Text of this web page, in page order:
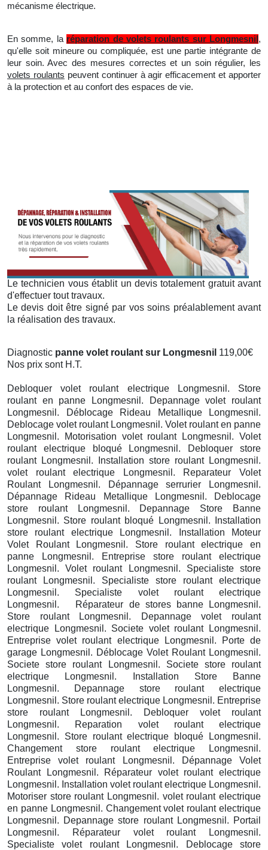
mécanisme électrique.
En somme, la réparation de volets roulants sur Longmesnil ,
qu'elle soit mineure ou compliquée, est une partie intégrante de
leur soin. Avec des mesures correctes et un soin régulier, les
volets roulants peuvent continuer à agir efficacement et apporter
à la protection et au confort des espaces de vie.
Le technicien vous établit un devis totalement gratuit avant
d'effectuer tout travaux.
Le devis doit être signé par vos soins préalablement avant
la réalisation des travaux.
Diagnostic panne volet roulant sur Longmesnil 119,00€
Nos prix sont H.T.
Debloquer volet roulant electrique Longmesnil. Store
roulant en panne Longmesnil. Depannage volet roulant
Longmesnil. Déblocage Rideau Metallique Longmesnil.
Deblocage volet roulant Longmesnil. Volet roulant en panne
Longmesnil. Motorisation volet roulant Longmesnil. Volet
roulant electrique bloqué Longmesnil. Debloquer store
roulant Longmesnil. Installation store roulant Longmesnil.
volet roulant electrique Longmesnil. Reparateur Volet
Roulant Longmesnil. Dépannage serrurier Longmesnil.
Dépannage Rideau Metallique Longmesnil. Deblocage
store roulant Longmesnil. Depannage Store Banne
Longmesnil. Store roulant bloqué Longmesnil. Installation
store roulant electrique Longmesnil. Installation Moteur
Volet Roulant Longmesnil. Store roulant electrique en
panne Longmesnil. Entreprise store roulant electrique
Longmesnil. Volet roulant Longmesnil. Specialiste store
roulant Longmesnil. Specialiste store roulant electrique
Longmesnil. Specialiste volet roulant electrique
Longmesnil. Réparateur de stores banne Longmesnil.
Store roulant Longmesnil. Depannage volet roulant
electrique Longmesnil. Societe volet roulant Longmesnil.
Entreprise volet roulant electrique Longmesnil. Porte de
garage Longmesnil. Déblocage Volet Roulant Longmesnil.
Societe store roulant Longmesnil. Societe store roulant
electrique Longmesnil. Installation Store Banne
Longmesnil. Depannage store roulant electrique
Longmesnil. Store roulant electrique Longmesnil. Entreprise
store roulant Longmesnil. Debloquer volet roulant
Longmesnil. Reparation volet roulant electrique
Longmesnil. Store roulant electrique bloqué Longmesnil.
Changement store roulant electrique Longmesnil.
Entreprise volet roulant Longmesnil. Dépannage Volet
Roulant Longmesnil. Réparateur volet roulant electrique
Longmesnil. Installation volet roulant electrique Longmesnil.
Motoriser store roulant Longmesnil. volet roulant electrique
en panne Longmesnil. Changement volet roulant electrique
Longmesnil. Depannage store roulant Longmesnil. Portail
Longmesnil. Réparateur volet roulant Longmesnil.
Specialiste volet roulant Longmesnil. Deblocage store